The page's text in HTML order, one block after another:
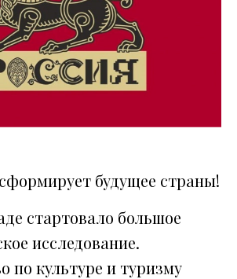
будущее страны!
стартовало большое
исследование.
по культуре и туризму